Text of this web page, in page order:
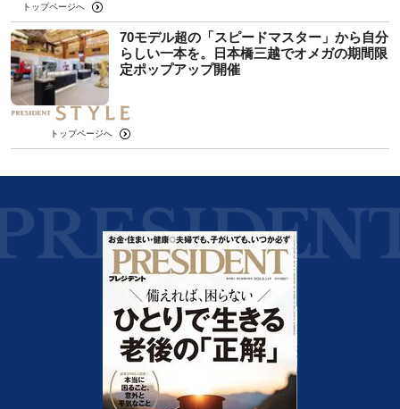
トップページへ
70モデル超の「スピードマスター」から自分
らしい一本を。日本橋三越でオメガの期間限
定ポップアップ開催
トップページへ